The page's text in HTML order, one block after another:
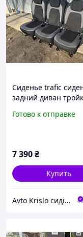
Сиденье trafic
задний диван
вето Vito
Готово к отправке
7 390₴
Купить
Avto Krislo сидіння